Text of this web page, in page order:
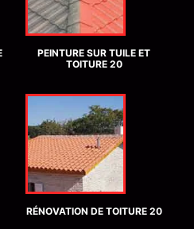
PEINTURE SUR TUILE ET
TOITURE 20
RÉNOVATION DE TOITURE 20